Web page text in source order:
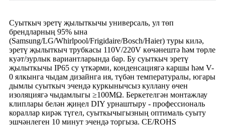
Суыткыч эретү җылыткычы универсаль, ул төп
брендларның 95% ына
(Samsung/LG/Whirlpool/Frigidaire/Bosch/Haier) туры килә,
эретү җылыткыч трубкасы 110V/220V көчәнештә һәм төрле
куәт/зурлык вариантларында бар. Бу суыткыч эретү
җылыткычы IP65 су үткәрми, конденсациягә каршы һәм V-
0 ялкынга чыдам дизайнга ия, түбән температуралы, югары
дымлы суыткыч эчендә куркынычсыз куллану өчен
изоляциягә чыдамлыгы ≥100MΩ. Беркетелгән монтажлау
клиплары белән җиңел DIY урнаштыру - профессиональ
кораллар кирәк түгел, суыткычыгызның оптималь суыту
эшчәнлеген 10 минут эчендә торгыза. CE/ROHS